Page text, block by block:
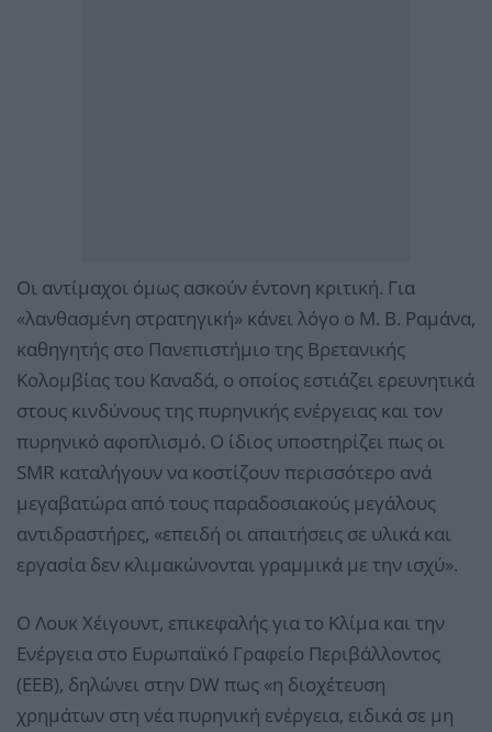
Οι αντίμαχοι όμως ασκούν έντονη κριτική. Για
«λανθασμένη στρατηγική» κάνει λόγο ο Μ. Β. Ραμάνα,
καθηγητής στο Πανεπιστήμιο της Βρετανικής
Κολομβίας του Καναδά, ο οποίος εστιάζει ερευνητικά
στους κινδύνους της πυρηνικής ενέργειας και τον
πυρηνικό αφοπλισμό. Ο ίδιος υποστηρίζει πως οι
SMR καταλήγουν να κοστίζουν περισσότερο ανά
μεγαβατώρα από τους παραδοσιακούς μεγάλους
αντιδραστήρες, «επειδή οι απαιτήσεις σε υλικά και
εργασία δεν κλιμακώνονται γραμμικά με την ισχύ».
Ο Λουκ Χέιγουντ, επικεφαλής για το Κλίμα και την
Ενέργεια στο Ευρωπαϊκό Γραφείο Περιβάλλοντος
(EEB), δηλώνει στην DW πως «η διοχέτευση
χρημάτων στη νέα πυρηνική ενέργεια, ειδικά σε μη